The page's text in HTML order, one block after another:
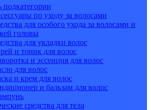
подкатегории
по уходу за волосами
для особого ухода за волосами и
головы
для укладки волос
и тоник для волос
и эссенция для волос
для волос
и крем для волос
и бальзам для волос
средства для тела